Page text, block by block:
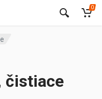
0
čistiace